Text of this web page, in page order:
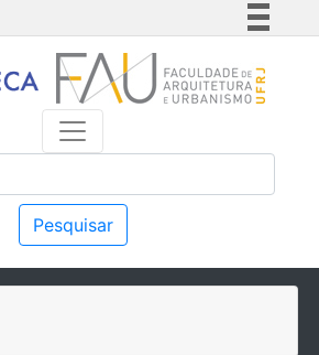
Simplifique!
Comunica BR
Acesso à informação
Pesquisar